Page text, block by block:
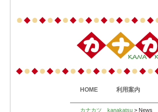
HOME 利用案内
カナカツ kanakatsu > News